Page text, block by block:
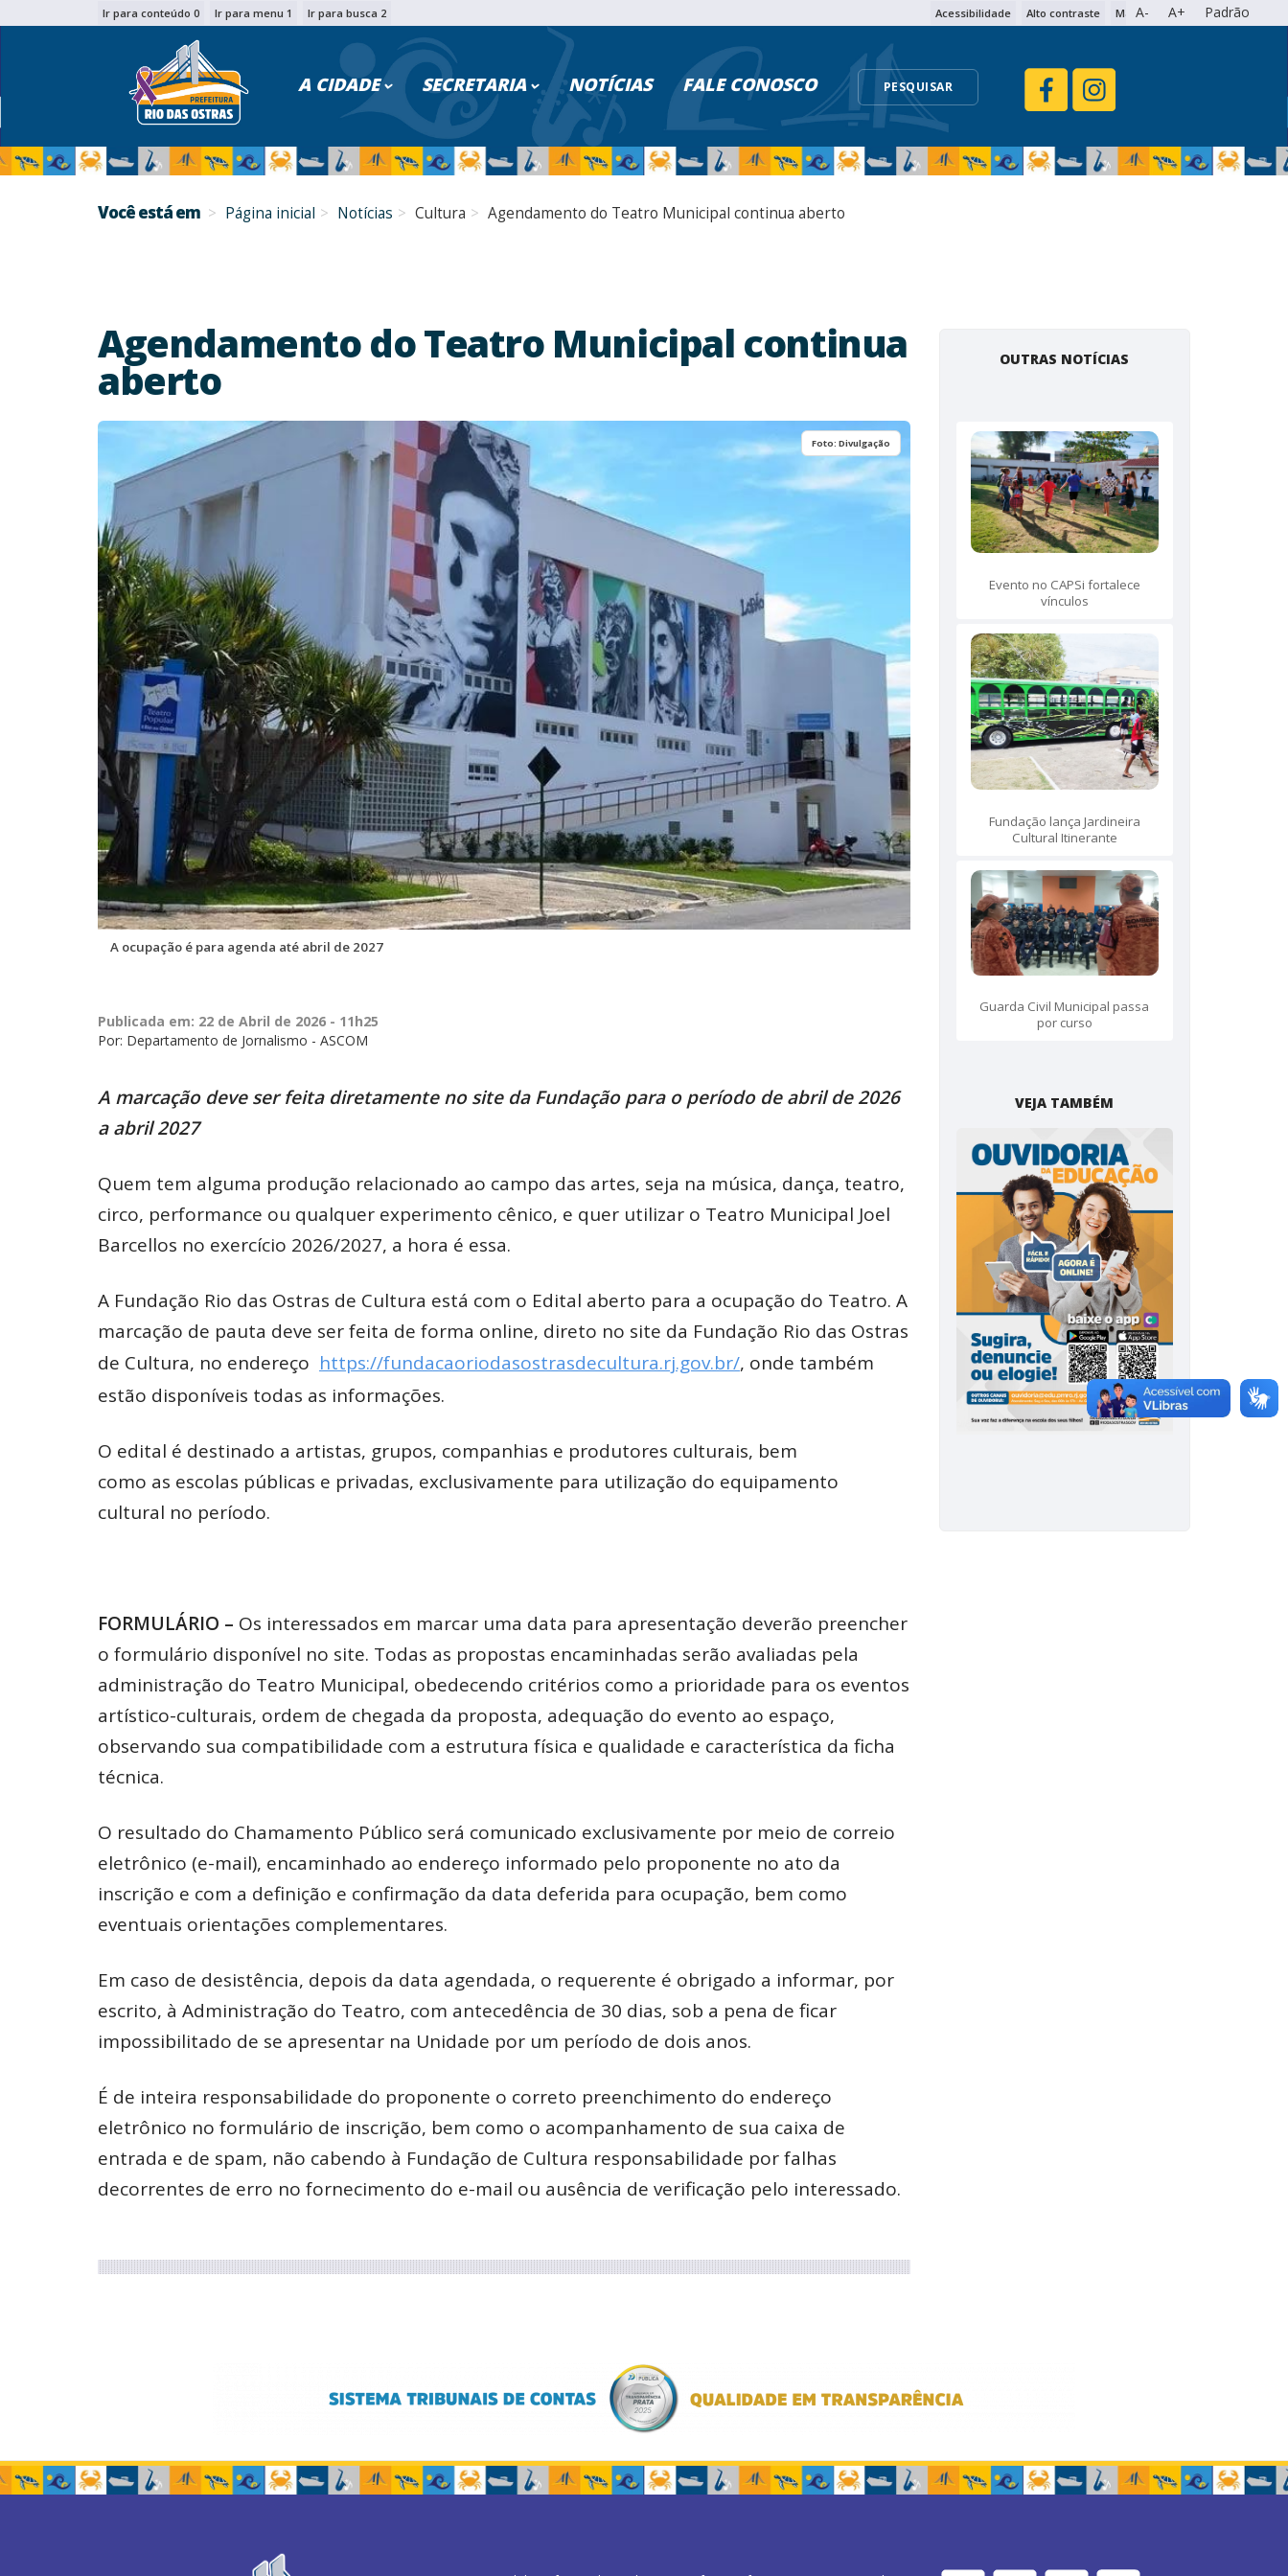
A- A+ Padrão
Ir para conteúdo 0 Ir para menu 1 Ir para busca 2 Acessibilidade Alto contraste Mapa do site
A CIDADE
Poder Executivo
Cidadão
Serviços Digitais
Dados Municipais
Leis e Códigos
Símbolos
Mapas Municipais
SECRETARIA
Turismo
Saúde
Segurança
Meio Ambiente
NOTÍCIAS FALE CONOSCO PESQUISAR
PESQUISAR NO PORTAL
PESQUISAR
Você está em Página inicial Notícias Cultura Agendamento do Teatro Municipal continua aberto
Agendamento do Teatro Municipal continua
aberto
Foto: Divulgação
A ocupação é para agenda até abril de 2027
Publicada em: 22 de Abril de 2026 - 11h25
Por: Departamento de Jornalismo - ASCOM
A marcação deve ser feita diretamente no site da Fundação para o período de abril de 2026
a abril 2027
Quem tem alguma produção relacionado ao campo das artes, seja na música, dança, teatro,
circo, performance ou qualquer experimento cênico, e quer utilizar o Teatro Municipal Joel
Barcellos no exercício 2026/2027, a hora é essa.
A Fundação Rio das Ostras de Cultura está com o Edital aberto para a ocupação do Teatro. A
marcação de pauta deve ser feita de forma online, direto no site da Fundação Rio das Ostras
de Cultura, no endereço https://fundacaoriodasostrasdecultura.rj.gov.br/, onde também
estão disponíveis todas as informações.
O edital é destinado a artistas, grupos, companhias e produtores culturais, bem
como as escolas públicas e privadas, exclusivamente para utilização do equipamento
cultural no período.
FORMULÁRIO – Os interessados em marcar uma data para apresentação deverão preencher
o formulário disponível no site. Todas as propostas encaminhadas serão avaliadas pela
administração do Teatro Municipal, obedecendo critérios como a prioridade para os eventos
artístico-culturais, ordem de chegada da proposta, adequação do evento ao espaço,
observando sua compatibilidade com a estrutura física e qualidade e característica da ficha
técnica.
O resultado do Chamamento Público será comunicado exclusivamente por meio de correio
eletrônico (e-mail), encaminhado ao endereço informado pelo proponente no ato da
inscrição e com a definição e confirmação da data deferida para ocupação, bem como
eventuais orientações complementares.
Em caso de desistência, depois da data agendada, o requerente é obrigado a informar, por
escrito, à Administração do Teatro, com antecedência de 30 dias, sob a pena de ficar
impossibilitado de se apresentar na Unidade por um período de dois anos.
É de inteira responsabilidade do proponente o correto preenchimento do endereço
eletrônico no formulário de inscrição, bem como o acompanhamento de sua caixa de
entrada e de spam, não cabendo à Fundação de Cultura responsabilidade por falhas
decorrentes de erro no fornecimento do e-mail ou ausência de verificação pelo interessado.
OUTRAS NOTÍCIAS
Evento no CAPSi fortalece
vínculos
Fundação lança Jardineira
Cultural Itinerante
Guarda Civil Municipal passa
por curso
VEJA TAMBÉM